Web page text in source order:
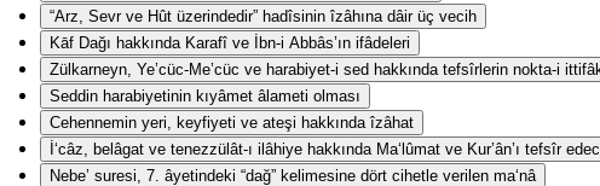
“Arz, Sevr ve Hût üzerindedir” hadîsinin îzâhına dâir üç vecih
Kāf Dağı hakkında Karafî ve İbn-i Abbâs’ın ifâdeleri
Zülkarneyn, Ye’cüc-Me’cüc ve harabiyet-i sed hakkında tefsîrlerin nokta-i
Seddin harabiyetinin kıyâmet âlameti olması
Cehennemin yeri, keyfiyeti ve ateşi hakkında îzâhat
İ‘câz, belâgat ve tenezzülât-ı ilâhiye hakkında Ma‘lûmat ve Kur’ân’ı tefsîr
Nebe’ suresi, 7. âyetindeki “dağ” kelimesine dört cihetle verilen ma‘nâ